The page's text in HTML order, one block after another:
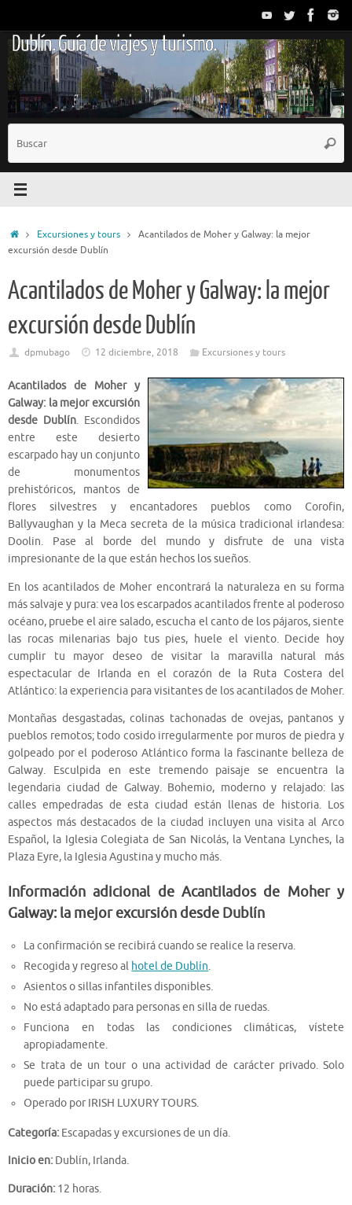
contenido
Dublín. Guía de viajes y turismo.
InicioExcursiones y tours
Acantilados de Moher y Galway: la mejor
excursión desde Dublín
Acantilados de Moher y Galway: la mejor
excursión desde Dublín
dpmubago 12 diciembre, 2018 Excursiones y tours
Acantilados de Moher y
Galway: la mejor excursión
desde Dublín. Escondidos
entre este desierto
escarpado hay un conjunto
de monumentos
prehistóricos, mantos de
flores silvestres y encantadores pueblos como Corofin,
Ballyvaughan y la Meca secreta de la música tradicional irlandesa:
Doolin. Pase al borde del mundo y disfrute de una vista
impresionante de la que están hechos los sueños.
En los acantilados de Moher encontrará la naturaleza en su forma
más salvaje y pura: vea los escarpados acantilados frente al poderoso
océano, pruebe el aire salado, escucha el canto de los pájaros, siente
las rocas milenarias bajo tus pies, huele el viento. Decide hoy
cumplir tu mayor deseo de visitar la maravilla natural más
espectacular de Irlanda en el corazón de la Ruta Costera del
Atlántico: la experiencia para visitantes de los acantilados de Moher.
Montañas desgastadas, colinas tachonadas de ovejas, pantanos y
pueblos remotos; todo cosido irregularmente por muros de piedra y
golpeado por el poderoso Atlántico forma la fascinante belleza de
Galway. Esculpida en este tremendo paisaje se encuentra la
legendaria ciudad de Galway. Bohemio, moderno y relajado: las
calles empedradas de esta ciudad están llenas de historia. Los
aspectos más destacados de la ciudad incluyen una visita al Arco
Español, la Iglesia Colegiata de San Nicolás, la Ventana Lynches, la
Plaza Eyre, la Iglesia Agustina y mucho más.
Información adicional de Acantilados de Moher y
Galway: la mejor excursión desde Dublín
La confirmación se recibirá cuando se realice la reserva.
Recogida y regreso al hotel de Dublín.
Asientos o sillas infantiles disponibles.
No está adaptado para personas en silla de ruedas.
Funciona en todas las condiciones climáticas, vístete
apropiadamente.
Se trata de un tour o una actividad de carácter privado. Solo
puede participar su grupo.
Operado por IRISH LUXURY TOURS.
Categoría: Escapadas y excursiones de un día.
Inicio en: Dublín, Irlanda.
Duración: 12 horas.